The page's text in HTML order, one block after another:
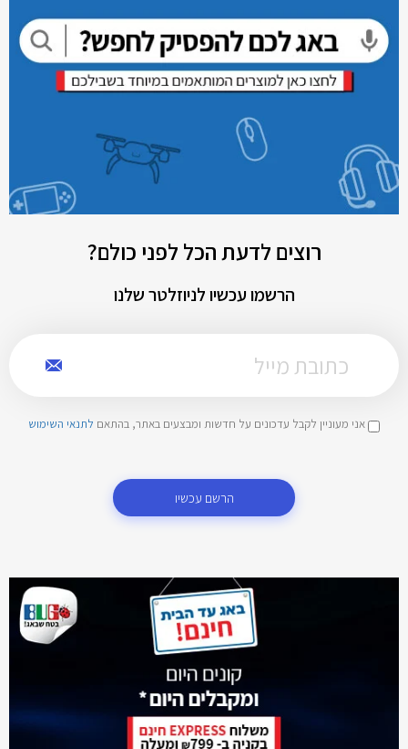
רוצים לדעת הכל לפני כולם?
הרשמו עכשיו לניוזלטר שלנו
אני מעוניין לקבל עדכונים על חדשות ומבצעים באתר, בהתאם לתנאי השימוש
הרשם עכשיו